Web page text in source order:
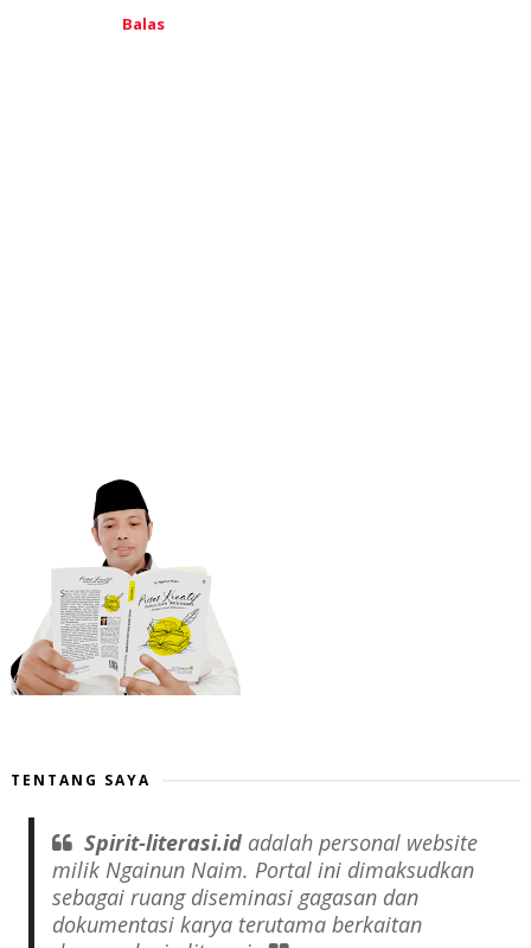
Balas
TENTANG SAYA
Spirit-literasi.idadalah personal website
milik Ngainun Naim. Portal ini dimaksudkan
sebagai ruang diseminasi gagasan dan
dokumentasi karya terutama berkaitan